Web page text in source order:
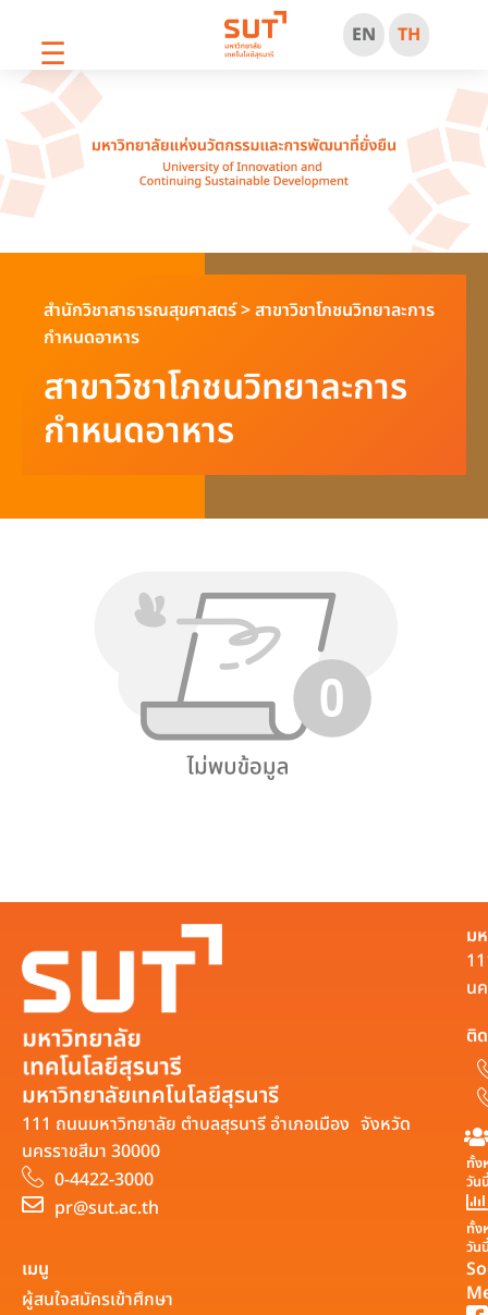
☰ EN TH
สำนักวิชาสาธารณสุขศาสตร์>สาขาวิชาโภชนวิทยาละการ
กำหนดอาหาร
สาขาวิชาโภชนวิทยาละการ
กำหนดอาหาร
มหาวิทยาลัยเทคโนโลยีสุรนารี
111 ถนนมหาวิทยาลัย ตำบลสุรนารี อำเภอเมือง จังหวัด
นครราชสีมา 30000
0-4422-3000
pr@sut.ac.th
ม
น
ติ
ทั้ง
วัน
ทั้ง
วัน
เมนู
ผู้สนใจสมัครเข้าศึกษา